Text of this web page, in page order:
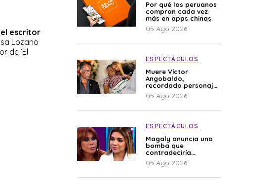
escritor
Lozano
de ‘El
Por qué los peruanos
compran cada vez
más en apps chinas
05 Ago 2026
ESPECTÁCULOS
Muere Víctor
Angobaldo,
recordado personaje
de la farándula y
expareja de Shirley
05 Ago 2026
ESPECTÁCULOS
Magaly anuncia una
bomba que
contradeciría
comunicado de La
Bella Luz: “Hay un
05 Ago 2026